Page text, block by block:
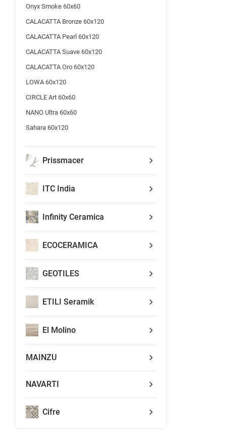
Onyx Smoke 60x60
CALACATTA Bronze 60x120
CALACATTA Pearl 60x120
CALACATTA Suave 60x120
CALACATTA Oro 60x120
LOWA 60x120
CIRCLE Art 60x60
NANO Ultra 60x60
Sahara 60x120
Prissmacer
ITC India
Infinity Ceramica
ECOCERAMICA
GEOTILES
ETILI Seramik
El Molino
MAINZU
NAVARTI
Cifre